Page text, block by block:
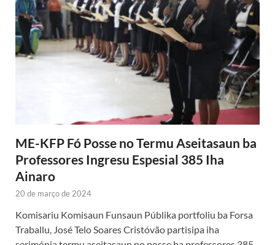
ME-KFP Fó Posse no Termu Aseitasaun ba
Professores Ingresu Espesial 385 Iha
Ainaro
20 de março de 2024
Komisariu Komisaun Funsaun Públika portfoliu ba Forsa
Traballu, José Telo Soares Cristóvão partisipa iha